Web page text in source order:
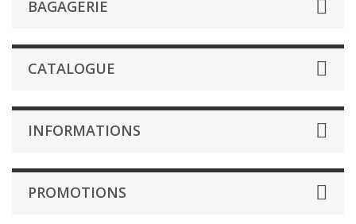
BAGAGERIE
CATALOGUE
INFORMATIONS
PROMOTIONS